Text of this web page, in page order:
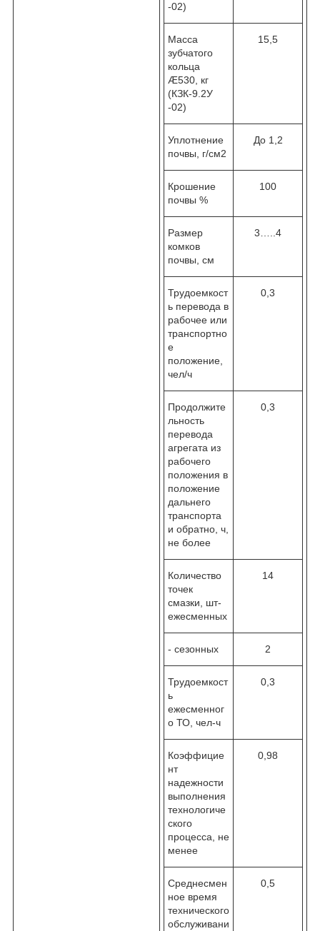
-02)
Масса
зубчатого
кольца
Æ530, кг
(КЗК-9.2У
-02)
15,5
Уплотнение
почвы, г/см2
До 1,2
Крошение
почвы %
100
Размер
комков
почвы, см
3…..4
Трудоемкост
ь перевода в
рабочее или
транспортно
е
положение,
чел/ч
0,3
Продолжите
льность
перевода
агрегата из
рабочего
положения в
положение
дальнего
транспорта
и обратно, ч,
не более
0,3
Количество
точек
смазки, шт-
ежесменных
14
- сезонных 2
Трудоемкост
ь
ежесменног
о ТО, чел-ч
0,3
Коэффицие
нт
надежности
выполнения
технологиче
ского
процесса, не
менее
0,98
Среднесмен
ное время
технического
обслуживани
0,5